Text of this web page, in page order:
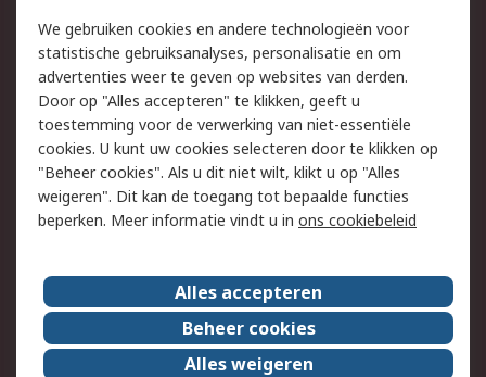
Track & Trace
Wettelijk
Cookiebeleid
Email veiligheid
Privacybeleid
Websitevoorwaarden
Algemene
verkoopvoorwaarden
Over RS
RS Group
Over ons
RS wereldwijd
Werken bij RS
We gebruiken cookies en andere technologieën voor
statistische gebruiksanalyses, personalisatie en om
advertenties weer te geven op websites van derden.
Door op "Alles accepteren" te klikken, geeft u
toestemming voor de verwerking van niet-essentiële
cookies. U kunt uw cookies selecteren door te klikken op
"Beheer cookies". Als u dit niet wilt, klikt u op "Alles
weigeren". Dit kan de toegang tot bepaalde functies
beperken. Meer informatie vindt u in ons cookiebeleid
Alles accepteren
Beheer cookies
Alles weigeren